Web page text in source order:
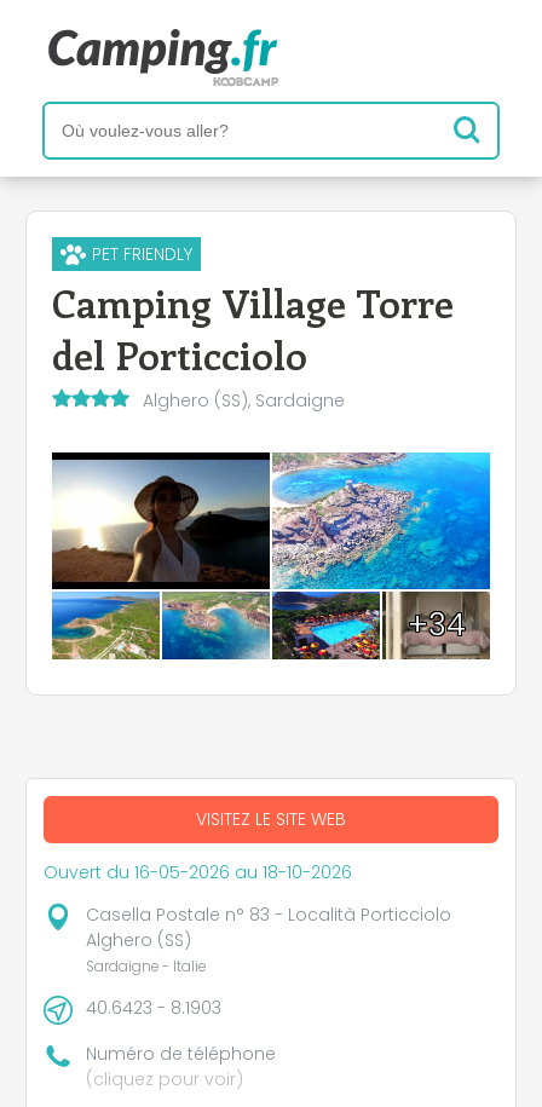
PET FRIENDLY
Camping Village Torre
del Porticciolo
Alghero (SS), Sardaigne
+34
VISITEZ LE SITE WEB
Ouvert du 16-05-2026 au 18-10-2026
Casella Postale n° 83 - Località Porticciolo
Alghero (SS)
Sardaigne - Italie
40.6423 - 8.1903
Numéro de téléphone
(cliquez pour voir)